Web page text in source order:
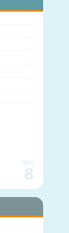
网站
8